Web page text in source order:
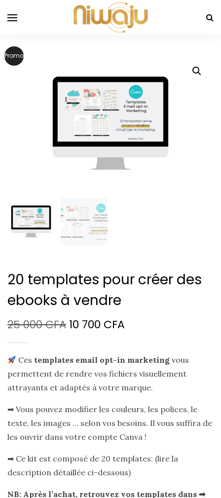
Promo !
20 templates pour créer des
ebooks à vendre
25 000CFA Le
initial
était :
000 CFA.
10 700 CFA
actuel
est :
700 CFA.
Ces templates email opt-in marketing vous
permettent de rendre vos fichiers visuellement
attrayants et adaptés à votre marque.
➡ Vous pouvez modifier les couleurs, les polices, le
texte, les images … selon vos besoins. Il vous suffira de
les ouvrir dans votre compte Canva !
➡ Ce kit est composé de 20 templates: (lire la
description détaillée ci-dessous)
NB: Après l’achat, retrouvez vos templates dans ➡